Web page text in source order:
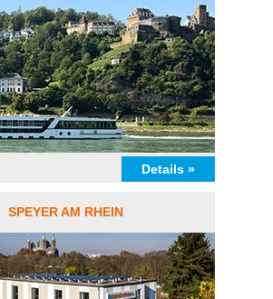
Details »
SPEYER AM RHEIN